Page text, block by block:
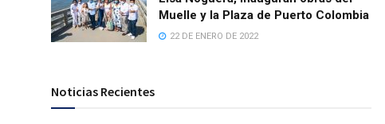
Muelle y la Plaza de Puerto Colombia
22 DE ENERO DE 2022
Noticias Recientes